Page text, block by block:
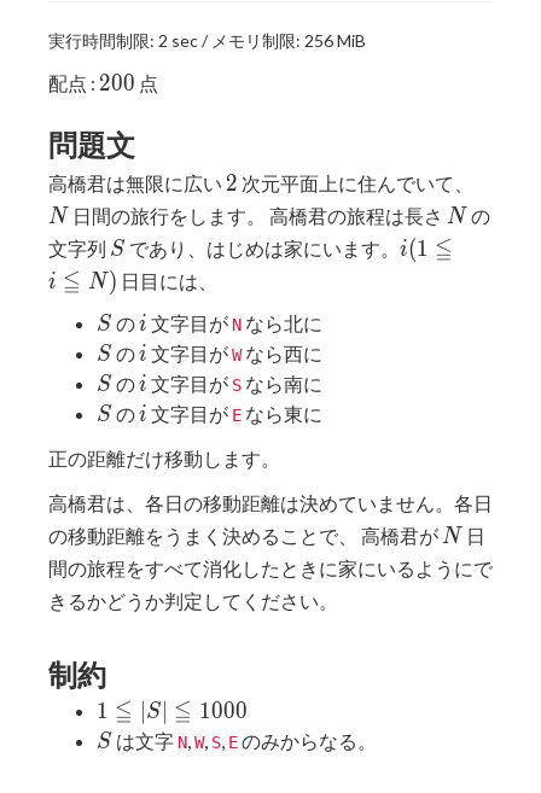
実行時間制限: 2 sec / メモリ制限: 256 MiB
配点 : 200
200 点
問題文
高橋君は無限に広い 2
2 次元平面上に住んでいて、
N 日間の旅行をします。 高橋君の旅程は長さ N
N の
文字列 S
S であり、はじめは家にいます。i(1
i(1 ≦
i ≦ N) 日目には、
S
S のi
i 文字目がN なら北に
S
S のi
i 文字目がWなら西に
S
S のi
i 文字目が S なら南に
S
S のi
i 文字目が E なら東に
正の距離だけ移動します。
高橋君は、各日の移動距離は決めていません。各日
の移動距離をうまく決めることで、 高橋君が N
N 日
間の旅程をすべて消化したときに家にいるようにで
きるかどうか判定してください。
制約
1 ≦ |
S | ≦
1 ≦ S∣ ≦ 1000
S
S は文字N,W, S, Eのみからなる。